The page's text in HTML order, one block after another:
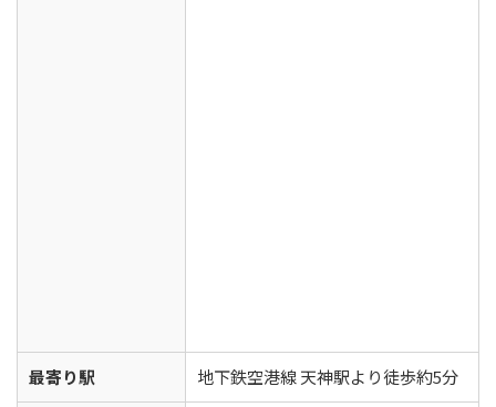
最寄り駅 地下鉄空港線 天神駅より徒歩約5分